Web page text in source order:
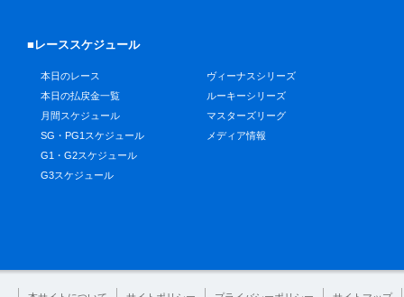
■レーススケジュール
本日のレース
本日の払戻金一覧
月間スケジュール
SG・PG1スケジュール
G1・G2スケジュール
G3スケジュール
ヴィーナスシリーズ
ルーキーシリーズ
マスターズリーグ
メディア情報